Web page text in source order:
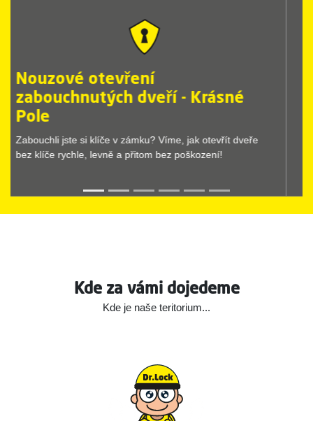
Nouzové otevření zamčených
dveří - Krásné Pole
Nouzové otevírání dveří provedeme vždy rychle a bez
komplikací. Stačí, když zavoláte Dr.Lock.
Kde za vámi dojedeme
Kde je naše teritorium...